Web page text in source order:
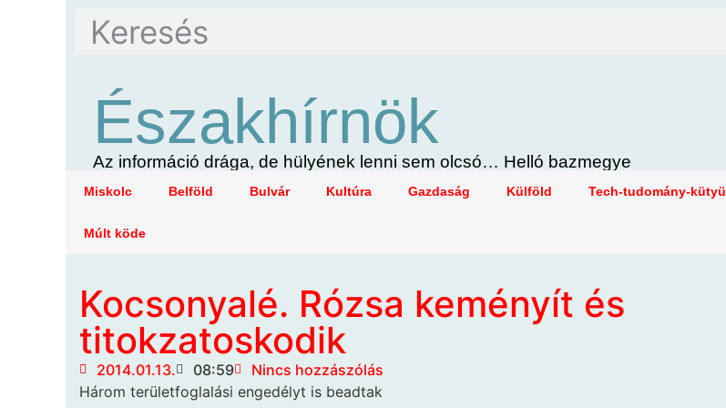
Északhírnök
Az információ drága, de hülyének lenni sem olcsó… Helló bazmegye
Miskolc Belföld Bulvár Kultúra Gazdaság Külföld Tech-tudomány-kütyü
Múlt köde
Kocsonyalé. Rózsa keményít és
titokzatoskodik
2014.01.13. 08:59
Nincs hozzászólás
Három területfoglalási engedélyt is beadtak